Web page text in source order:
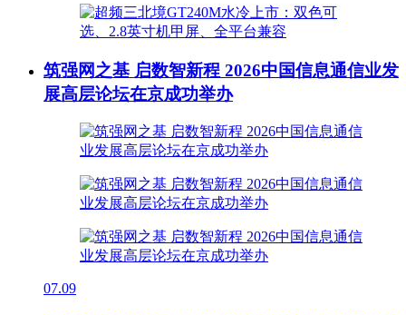
筑强网之基 启数智新程 2026中国信息通信业发
展高层论坛在京成功举办
07.09